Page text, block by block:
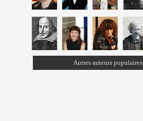
Autres auteurs populaires